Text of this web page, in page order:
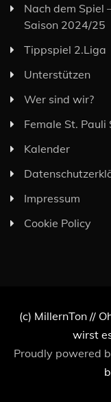
Nach dem Spiel
Saison 2024/25
Tippspiel 2.Liga
Unterstützen
Wer sind wir?
Female St. Pauli
Kalender
Impressum
Cookie Policy
(c) MillernTon //
wirst
Proudly powered